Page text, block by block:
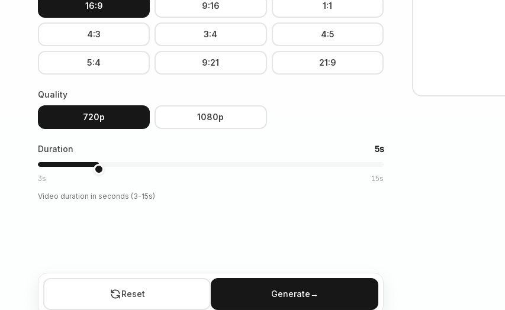
16:9 9:16 1:1
4:3 3:4 4:5
5:4 9:21 21:9
Quality
720p 1080p
Duration 5s
3s 15s
Video duration in seconds (3-15s)
Reset Generate→